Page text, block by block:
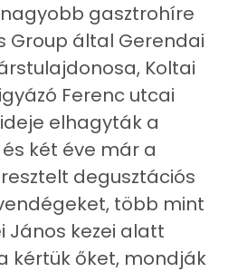
gasztrohíre
Group által Gerendai
Koltai
Ferenc utcai
elhagyták a
két éve már a
degusztációs
több mint
János kezei alatt
kértük őket, mondják